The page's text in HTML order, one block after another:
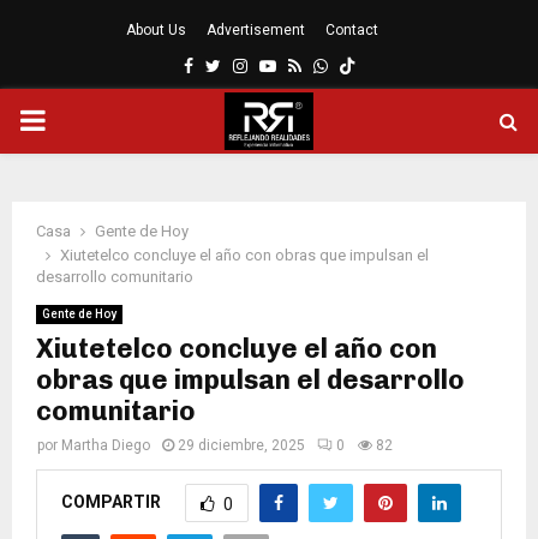
About Us Advertisement Contact
Facebook
Twitter
Instagram
Youtube
RssWhatsapp
MENÚ
Casa
Gente de Hoy
Xiutetelco concluye el año con obras que impulsan el
desarrollo comunitario
Gente de Hoy
Xiutetelco concluye el año con
obras que impulsan el desarrollo
comunitario
por Martha Diego 29 diciembre, 2025 0 82
COMPARTIR 0